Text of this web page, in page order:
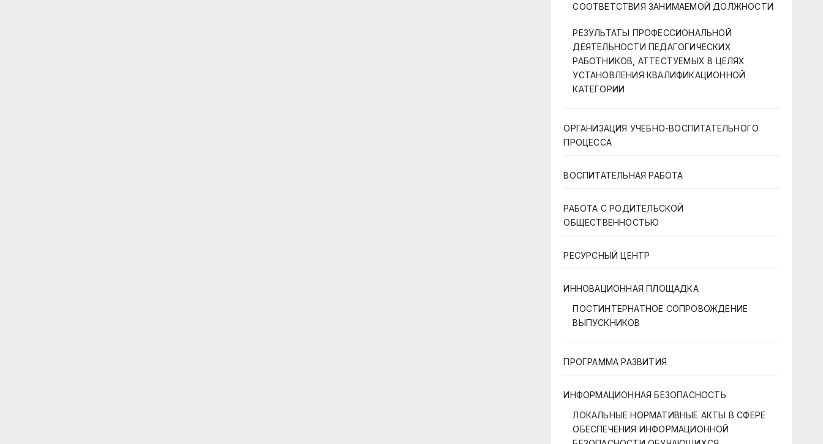
СООТВЕТСТВИЯ ЗАНИМАЕМОЙ ДОЛЖНОСТИ
РЕЗУЛЬТАТЫ ПРОФЕССИОНАЛЬНОЙ
ДЕЯТЕЛЬНОСТИ ПЕДАГОГИЧЕСКИХ
РАБОТНИКОВ, АТТЕСТУЕМЫХ В ЦЕЛЯХ
УСТАНОВЛЕНИЯ КВАЛИФИКАЦИОННОЙ
КАТЕГОРИИ
ОРГАНИЗАЦИЯ УЧЕБНО-ВОСПИТАТЕЛЬНОГО
ПРОЦЕССА
ВОСПИТАТЕЛЬНАЯ РАБОТА
РАБОТА С РОДИТЕЛЬСКОЙ
ОБЩЕСТВЕННОСТЬЮ
РЕСУРСНЫЙ ЦЕНТР
ИННОВАЦИОННАЯ ПЛОЩАДКА
ПОСТИНТЕРНАТНОЕ СОПРОВОЖДЕНИЕ
ВЫПУСКНИКОВ
ПРОГРАММА РАЗВИТИЯ
ИНФОРМАЦИОННАЯ БЕЗОПАСНОСТЬ
ЛОКАЛЬНЫЕ НОРМАТИВНЫЕ АКТЫ В СФЕРЕ
ОБЕСПЕЧЕНИЯ ИНФОРМАЦИОННОЙ